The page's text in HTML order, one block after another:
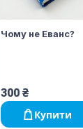
Чому не Еванс?
300 ₴
Купити